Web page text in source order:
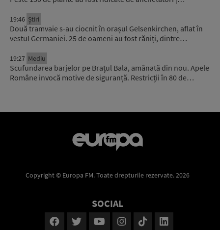
19:46 Știri
Două tramvaie s-au ciocnit în orașul Gelsenkirchen, aflat în
vestul Germaniei. 25 de oameni au fost răniți, dintre…
19:27 Mediu
Scufundarea barjelor pe Brațul Bala, amânată din nou. Apele
Române invocă motive de siguranță. Restricții în 80 de…
Copyright © Europa FM. Toate drepturile rezervate. 2026
SOCIAL